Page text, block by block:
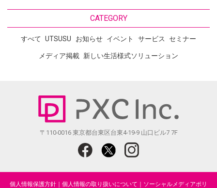
CATEGORY
すべて UTSUSU お知らせ イベント サービス セミナー
メディア掲載 新しい生活様式ソリューション
〒110-0016 東京都台東区台東4-19-9 山口ビル7 7F
個人情報保護方針 個人情報の取り扱いについて ソーシャルメディアポリ